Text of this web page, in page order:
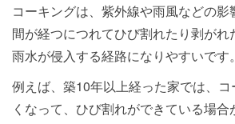
コーキングは、紫外線や雨風などの
間が経つにつれてひび割れたり剥がれ
雨水が侵入する経路になりやすいです。
例えば、築10年以上経った家では、
くなって、ひび割れができている場合